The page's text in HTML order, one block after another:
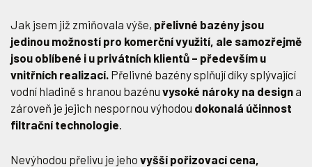
Jak jsem již zmiňovala výše, přelivné bazény jsou
jedinou možností pro komerční využití, ale samozřejmě
jsou oblíbené i u privátních klientů – především u
vnitřních realizací. Přelivné bazény splňují díky splývající
vodní hladině s hranou bazénu vysoké nároky na designa
zároveň je jejich nespornou výhodou dokonalá účinnost
filtrační technologie.
Nevýhodou přelivu je jeho vyšší pořizovací cena,